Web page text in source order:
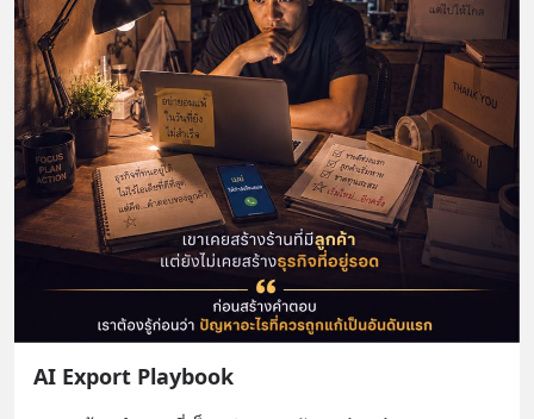
AI Export Playbook